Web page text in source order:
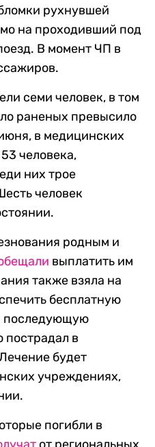
рухнувшей
на проходивший под
В момент ЧП в
семи человек, в том
раненых превысило
в медицинских
человека,
них трое
человек
родным и
выплатить им
также взяла на
бесплатную
последующую
пострадал в
будет
учреждениях,
погибли в